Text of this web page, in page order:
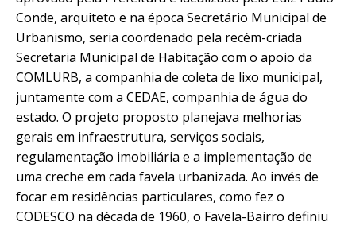
Conde, arquiteto e na época Secretário Municipal de
Urbanismo, seria coordenado pela recém-criada
Secretaria Municipal de Habitação com o apoio da
COMLURB, a companhia de coleta de lixo municipal,
juntamente com a CEDAE, companhia de água do
estado. O projeto proposto planejava melhorias
gerais em infraestrutura, serviços sociais,
regulamentação imobiliária e a implementação de
uma creche em cada favela urbanizada. Ao invés de
focar em residências particulares, como fez o
CODESCO na década de 1960, o Favela-Bairro definiu